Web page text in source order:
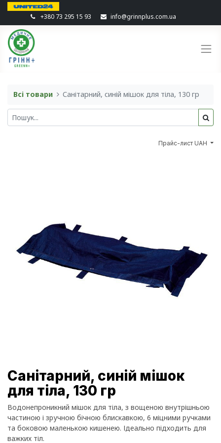
+380 73 295 15 93 info@grinnplus.com.ua
Всі товари Санітарний, синій мішок для тіла, 130 гр
Прайс-лист UAH
Санітарний, синій мішок
для тіла, 130 гр
Водонепроникний мішок для тіла, з вощеною внутрішньою
частиною і зручною бічною блискавкою, 6 міцними ручками
та боковою маленькою кишенею. Ідеально підходить для
важких тіл.